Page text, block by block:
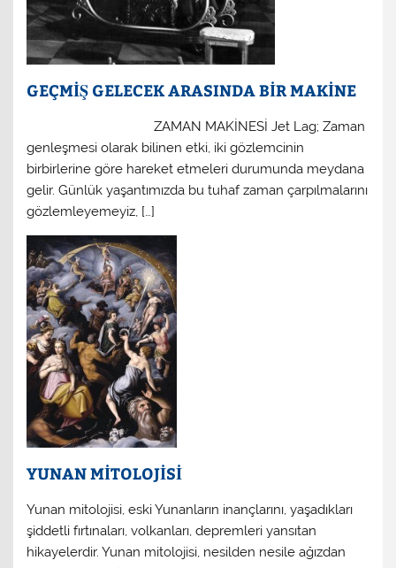
GEÇMİŞ GELECEK ARASINDA BİR MAKİNE
ZAMAN MAKİNESİ Jet Lag; Zaman
genleşmesi olarak bilinen etki, iki gözlemcinin
birbirlerine göre hareket etmeleri durumunda meydana
gelir. Günlük yaşantımızda bu tuhaf zaman çarpılmalarını
gözlemleyemeyiz, […]
YUNAN MİTOLOJİSİ
Yunan mitolojisi, eski Yunanların inançlarını, yaşadıkları
şiddetli fırtınaları, volkanları, depremleri yansıtan
hikayelerdir. Yunan mitolojisi, nesilden nesile ağızdan